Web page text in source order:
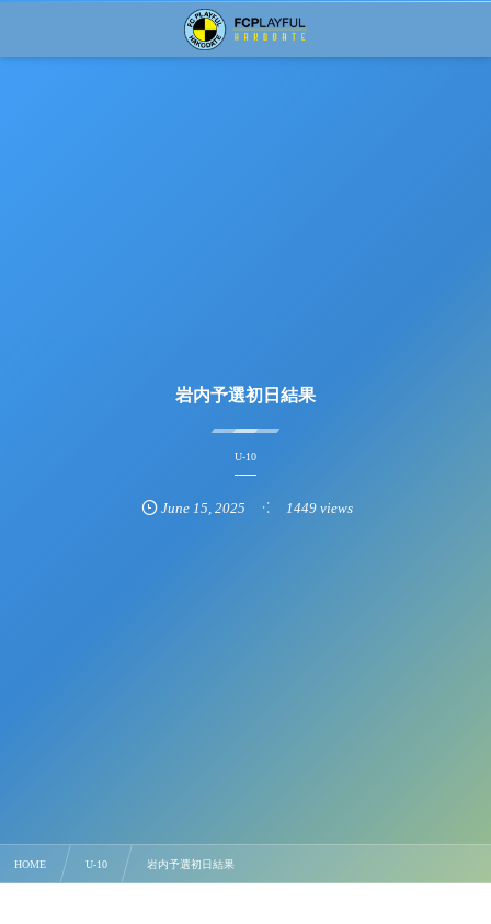
岩内予選初日結果
U-10
June 15 ,2025 1449 views
HOME U-10 岩内予選初日結果